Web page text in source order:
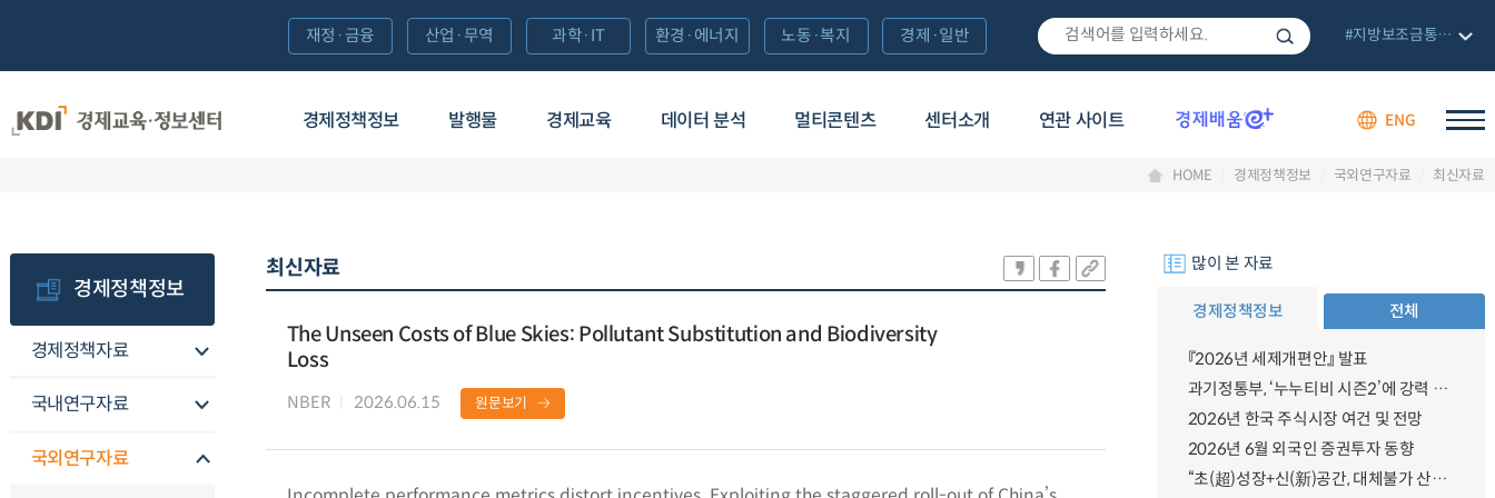
경제정책정보 발행물 경제교육 데이터 분석 멀티콘텐츠 센터소개 연관 사이트 ENG
재정·금융 산업·무역 과학·IT 환경·에너지 노동·복지 경제·일반 #지방보조금통합관리망
HOME 경제정책정보 국외연구자료 최신자료
경제정책정보
경제정책자료
국내연구자료
국외연구자료
최신자료
The Unseen Costs of Blue Skies: Pollutant Substitution and Biodiversity
Loss
NBER 2026.06.15 원문보기
많이 본 자료
경제정책정보 전체
『2026년 세제개편안』 발표
과기정통부, ‘누누티비 시즌2’에 강력 대응 의지 밝혀
2026년 한국 주식시장 여건 및 전망
2026년 6월 외국인 증권투자 동향
“초(超)성장+신(新)공간, 대체불가 산업강국”